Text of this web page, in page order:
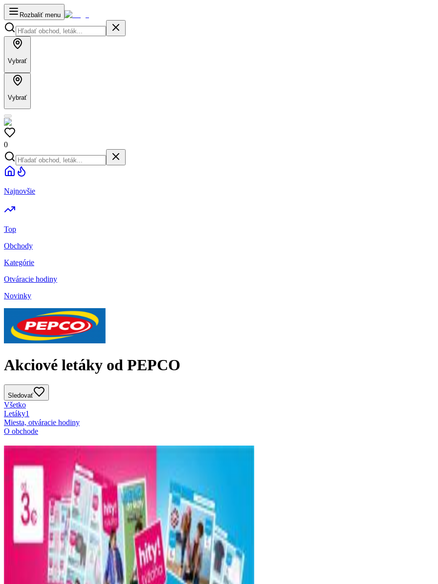
Rozbaliť menu
Vybrať
Vybrať
0
Najnovšie
Top
Obchody
Kategórie
Otváracie hodiny
Novinky
Akciové letáky od PEPCO
Sledovať
Všetko
Letáky1
Miesta, otváracie hodiny
O obchode